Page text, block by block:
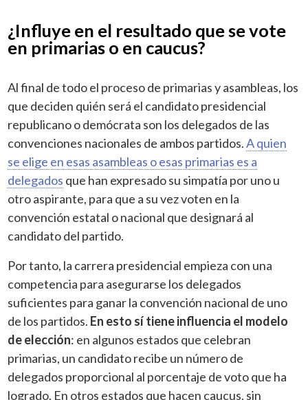
¿Influye en el resultado que se vote
en primarias o en caucus?
Al final de todo el proceso de primarias y asambleas, los
que deciden quién será el candidato presidencial
republicano o demócrata son los delegados de las
convenciones nacionales de ambos partidos.A quien
se elige en esas asambleas o esas primarias es a
delegados que han expresado su simpatía por uno u
otro aspirante, para que a su vez voten en la
convención estatal o nacional que designará al
candidato del partido.
Por tanto, la carrera presidencial empieza con una
competencia para asegurarse los delegados
suficientes para ganar la convención nacional de uno
de los partidos. En esto sí tiene influencia el modelo
de elección: en algunos estados que celebran
primarias, un candidato recibe un número de
delegados proporcional al porcentaje de voto que ha
logrado. En otros estados que hacen caucus, sin